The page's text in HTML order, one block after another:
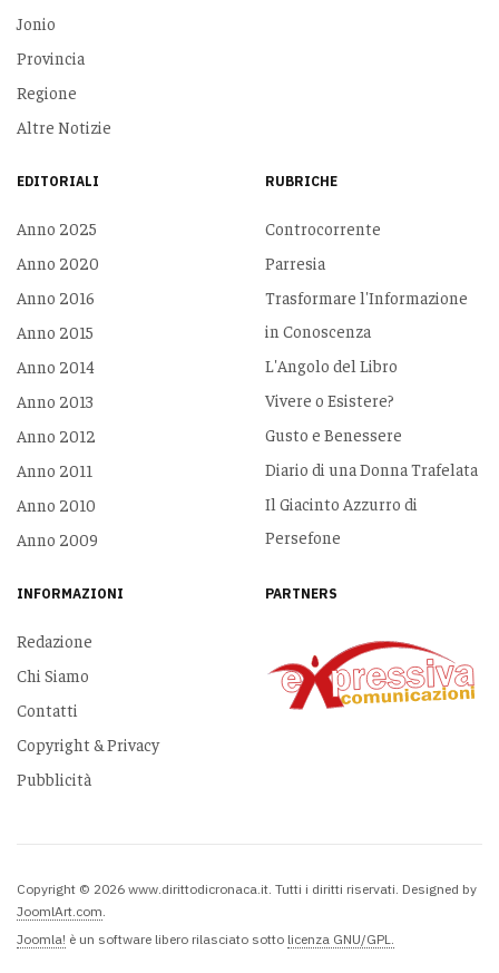
Jonio
Provincia
Regione
Altre Notizie
EDITORIALI
Anno 2025
Anno 2020
Anno 2016
Anno 2015
Anno 2014
Anno 2013
Anno 2012
Anno 2011
Anno 2010
Anno 2009
RUBRICHE
Controcorrente
Parresia
Trasformare l'Informazione
in Conoscenza
L'Angolo del Libro
Vivere o Esistere?
Gusto e Benessere
Diario di una Donna Trafelata
Il Giacinto Azzurro di
Persefone
INFORMAZIONI
Redazione
Chi Siamo
Contatti
Copyright & Privacy
Pubblicità
PARTNERS
Copyright © 2026 www.dirittodicronaca.it. Tutti i diritti riservati. Designed by
JoomlArt.com.
Joomla! è un software libero rilasciato sotto licenza GNU/GPL.